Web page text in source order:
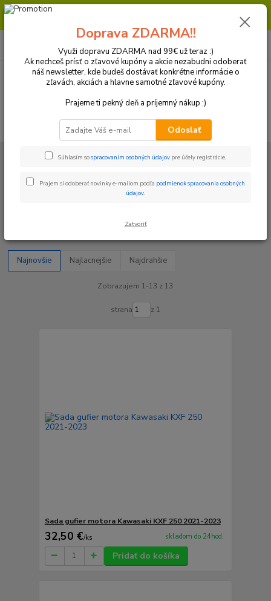
Milí zákazníci, pri objednávke nad 99€ získate poštovné ZDARMA.
(Po-Pia, 8:30-16:30 hod.)
Motor/ Oleje a filtre / Elektro Diely motora
Guferá
Kawasaki
Upresniť parametre
Najnovšie Najlacnejšie Najdrahšie
Zobrazujem 1-13 z 13
strana z 1
Sada gufier motora Kawasaki KXF 250 2021-2023
32,50 €/ks skladom do 24hod.
Pridať do košíka
Doprava ZDARMA!!
Využi dopravu ZDARMA nad 99€ už teraz :)
Ak nechceš prísť o zľavové kupóny a akcie nezabudni odoberať
náš newsletter, kde budeš dostávať konkrétne informácie o
zľavách, akciách a hlavne samotné zľavové kupóny.
Prajeme ti pekný deň a príjemný nákup :)
Odoslať
Súhlasím sospracovaním osobných údajov pre účely registrácie.
Prajem si odoberať novinky e-mailom podľa podmienok spracovania osobných
údajov.
Zatvoriť